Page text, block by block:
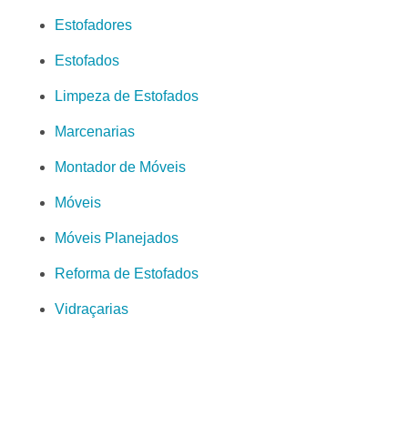
Estofadores
Estofados
Limpeza de Estofados
Marcenarias
Montador de Móveis
Móveis
Móveis Planejados
Reforma de Estofados
Vidraçarias